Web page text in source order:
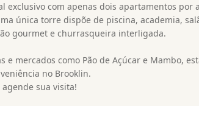
exclusivo com apenas dois apartamentos por
única torre dispõe de piscina, academia,
gourmet e churrasqueira interligada.
e mercados como Pão de Açúcar e Mambo,
no Brooklin.
sua visita!